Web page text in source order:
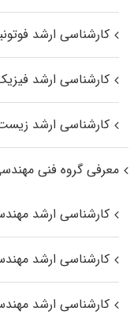
کارشناسی ارشد
کارشناسی ارشد
کارشناسی ارشد
معرفی گروه فنی
کارشناسی ارشد
کارشناسی ارشد
کارشناسی ارشد